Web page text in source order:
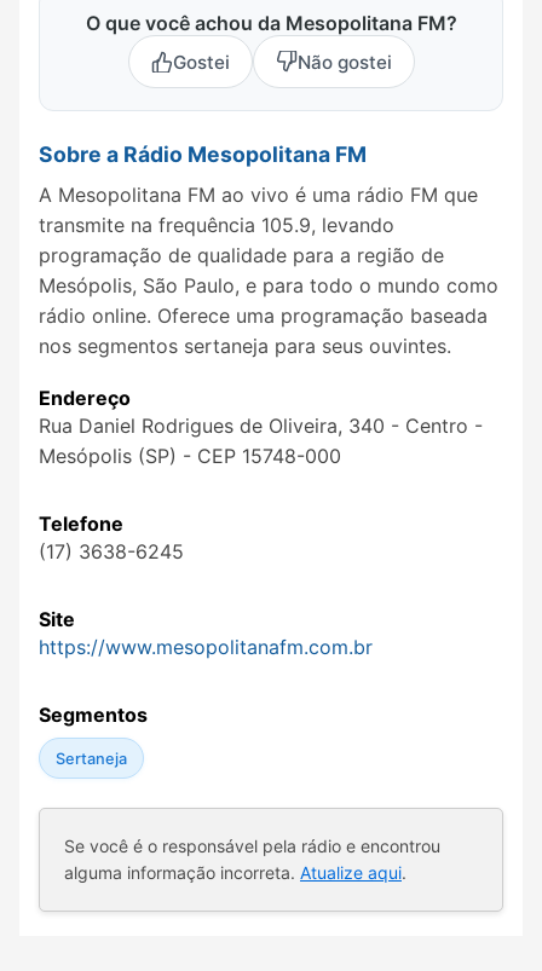
O que você achou da Mesopolitana FM?
Gostei Não gostei
Sobre a Rádio Mesopolitana FM
A Mesopolitana FM ao vivo é uma rádio FM que
transmite na frequência 105.9, levando
programação de qualidade para a região de
Mesópolis, São Paulo, e para todo o mundo como
rádio online. Oferece uma programação baseada
nos segmentos sertaneja para seus ouvintes.
Endereço
Rua Daniel Rodrigues de Oliveira, 340 - Centro -
Mesópolis (SP) - CEP 15748-000
Telefone
(17) 3638-6245
Site
https://www.mesopolitanafm.com.br
Segmentos
Sertaneja
Se você é o responsável pela rádio e encontrou
alguma informação incorreta. Atualize aqui.